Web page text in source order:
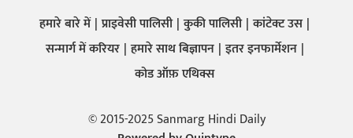
हमारे बारे में प्राइवेसी पालिसी कुकी पालिसी कांटेक्ट उस
सन्मार्ग में करियर हमारे साथ बिज्ञापन इतर इनफार्मेशन
कोड ऑफ़ एथिक्स
© 2015-2025 Sanmarg Hindi Daily